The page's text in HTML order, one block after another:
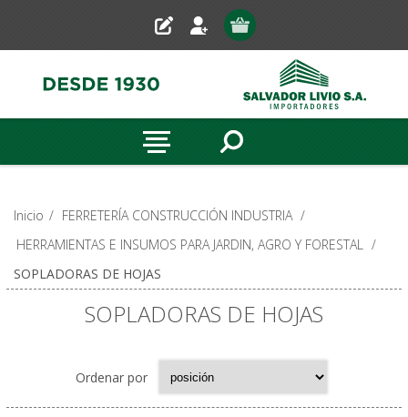
Inicio / FERRETERÍA CONSTRUCCIÓN INDUSTRIA /
HERRAMIENTAS E INSUMOS PARA JARDIN, AGRO Y FORESTAL /
SOPLADORAS DE HOJAS
SOPLADORAS DE HOJAS
Ordenar por